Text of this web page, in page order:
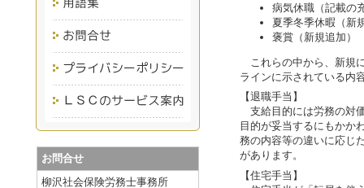
病気休職（記載の
夏季冬季休暇（新
褒賞（新規追加）
これらの中から、新規
ラインに示されている内
【退職手当】
支給目的には労務の対
目的が妥当するにもかか
務の内容等の違いに応じ
があります。
【住宅手当】
お問合せ
柳沢社会保険労務士事務所